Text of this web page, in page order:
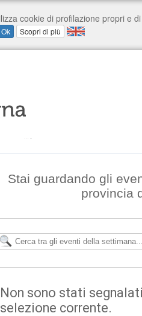
Stai guardando gli
provincia
Non sono stati
selezione corrente.